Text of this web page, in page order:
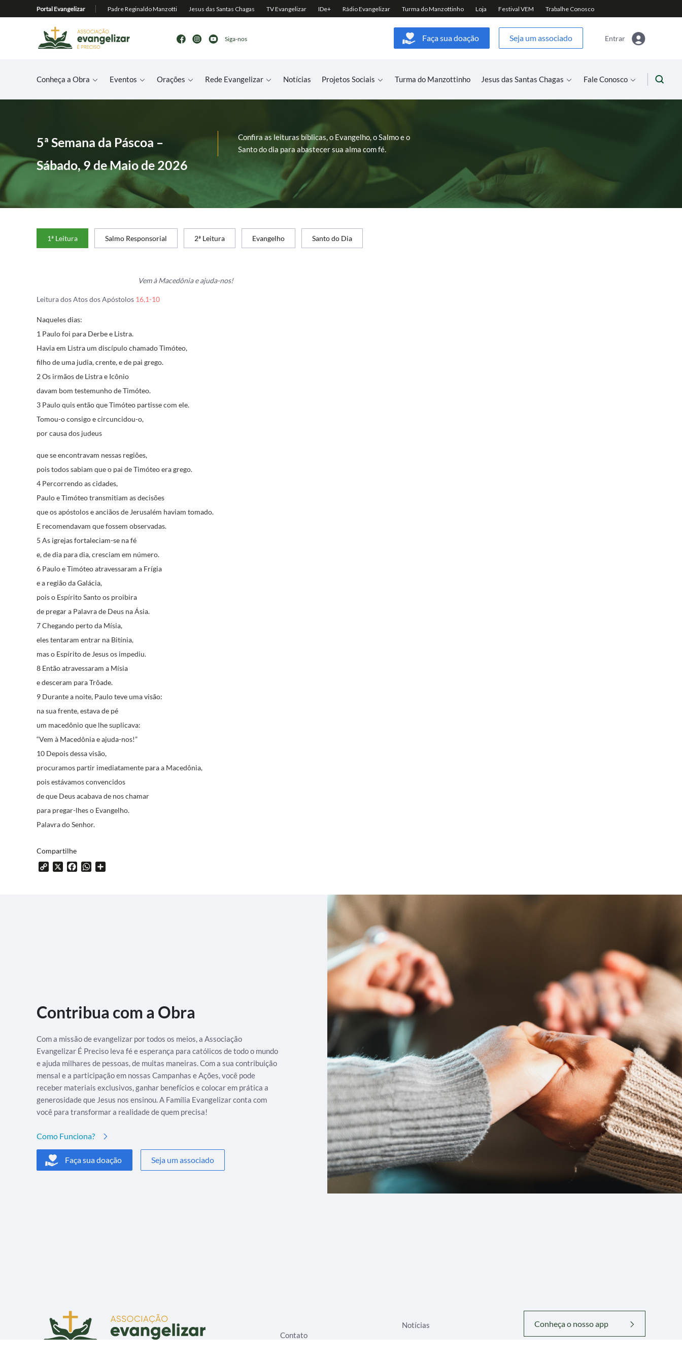
Siga-nos Faça sua doação Seja um associado Entrar
Conheça a Obra Eventos Orações Rede Evangelizar Notícias Projetos Sociais Turma do Manzottinho Jesus das Santas Chagas Fale Conosco
5ª Semana da Páscoa –
Sábado, 9 de Maio de 2026
Confira as leituras bíblicas, o Evangelho, o Salmo e o
Santo do dia para abastecer sua alma com fé.
1ª Leitura Salmo Responsorial 2ª Leitura Evangelho Santo do Dia
Vem à Macedônia e ajuda-nos!
Leitura dos Atos dos Apóstolos 16,1-10
Naqueles dias:
1 Paulo foi para Derbe e Listra.
Havia em Listra um discípulo chamado Timóteo,
filho de uma judia, crente, e de pai grego.
2 Os irmãos de Listra e Icônio
davam bom testemunho de Timóteo.
3 Paulo quis então que Timóteo partisse com ele.
Tomou-o consigo e circuncidou-o,
por causa dos judeus
que se encontravam nessas regiões,
pois todos sabiam que o pai de Timóteo era grego.
4 Percorrendo as cidades,
Paulo e Timóteo transmitiam as decisões
que os apóstolos e anciãos de Jerusalém haviam tomado.
E recomendavam que fossem observadas.
5 As igrejas fortaleciam-se na fé
e, de dia para dia, cresciam em número.
6 Paulo e Timóteo atravessaram a Frígia
e a região da Galácia,
pois o Espírito Santo os proibira
de pregar a Palavra de Deus na Ásia.
7 Chegando perto da Mísia,
eles tentaram entrar na Bitínia,
mas o Espírito de Jesus os impediu.
8 Então atravessaram a Mísia
e desceram para Trôade.
9 Durante a noite, Paulo teve uma visão:
na sua frente, estava de pé
um macedônio que lhe suplicava:
“Vem à Macedônia e ajuda-nos!”
10 Depois dessa visão,
procuramos partir imediatamente para a Macedônia,
pois estávamos convencidos
de que Deus acabava de nos chamar
para pregar-lhes o Evangelho.
Palavra do Senhor.
Compartilhe
Copy
FacebookWhatsApp
Contribua com a Obra
Com a missão de evangelizar por todos os meios, a Associação
Evangelizar É Preciso leva fé e esperança para católicos de todo o mundo
e ajuda milhares de pessoas, de muitas maneiras. Com a sua contribuição
mensal e a participação em nossas Campanhas e Ações, você pode
receber materiais exclusivos, ganhar benefícios e colocar em prática a
generosidade que Jesus nos ensinou. A Família Evangelizar conta com
você para transformar a realidade de quem precisa!
Como Funciona?
Faça sua doação Seja um associado
Contato
Notícias Conheça o nosso app